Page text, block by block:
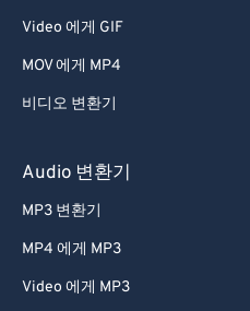
Video 에게 GIF
MOV 에게 MP4
비디오 변환기
Audio 변환기
MP3 변환기
MP4 에게 MP3
Video 에게 MP3